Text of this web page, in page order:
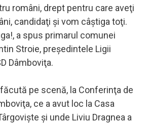
români, drept pentru care aveţi
candidaţi şi vom câştiga toţi.
a spus primarul comunei
Stroie, preşedintele Ligii
Dâmboviţa.
pe scenă, la Conferinţa de
ce a avut loc la Casa
şi unde Liviu Dragnea a